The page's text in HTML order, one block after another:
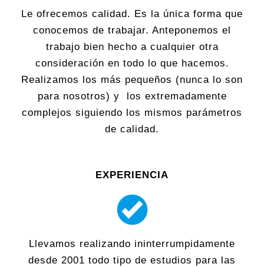
Le ofrecemos calidad. Es la única forma que
conocemos de trabajar. Anteponemos el
trabajo bien hecho a cualquier otra
consideración en todo lo que hacemos.
Realizamos los más pequeños (nunca lo son
para nosotros) y los extremadamente
complejos siguiendo los mismos parámetros
de calidad.
EXPERIENCIA
Llevamos realizando ininterrumpidamente
desde 2001 todo tipo de estudios para las